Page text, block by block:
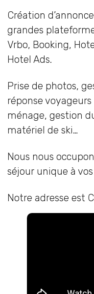
Création
grandes
Vrbo, Booking,
Hotel Ads.
Prise de photos,
réponse
ménage, gestion
matériel de ski…
Nous nous
séjour unique à
Notre adresse est